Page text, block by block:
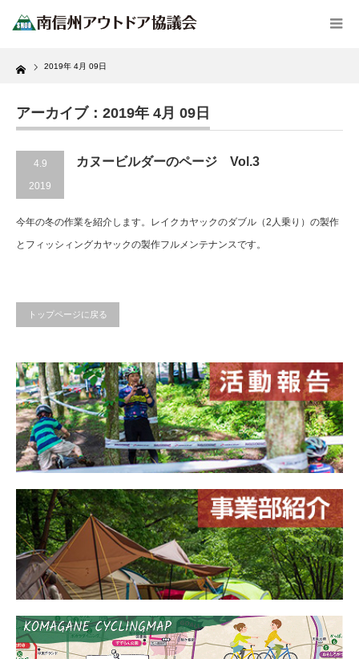
Home 2019年 4月 09日
アーカイブ：2019年 4月 09日
4.9
2019
カヌービルダーのページ Vol.3
今年の冬の作業を紹介します。レイクカヤックのダブル（2人乗り）の製作
とフィッシィングカヤックの製作フルメンテナンスです。
トップページに戻る